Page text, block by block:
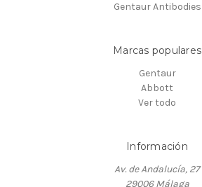
Gentaur Antibodies
Marcas populares
Gentaur
Abbott
Ver todo
Información
Av. de Andalucía, 27
29006 Málaga